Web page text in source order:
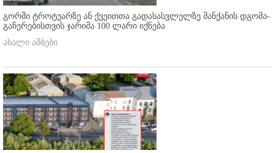
გორში ტროტუარზე ან ქვეითთა გადასასვლელზე მანქანის დგომა-
გაჩერებისთვის ჯარიმა 100 ლარი იქნება
ახალი ამბები